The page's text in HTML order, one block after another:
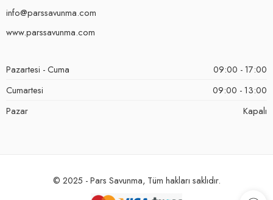
info@parssavunma.com
www.parssavunma.com
Pazartesi - Cuma
09:00 - 17:00
Cumartesi
09:00 - 13:00
Pazar
Kapalı
© 2025 - Pars Savunma, Tüm hakları saklıdır.